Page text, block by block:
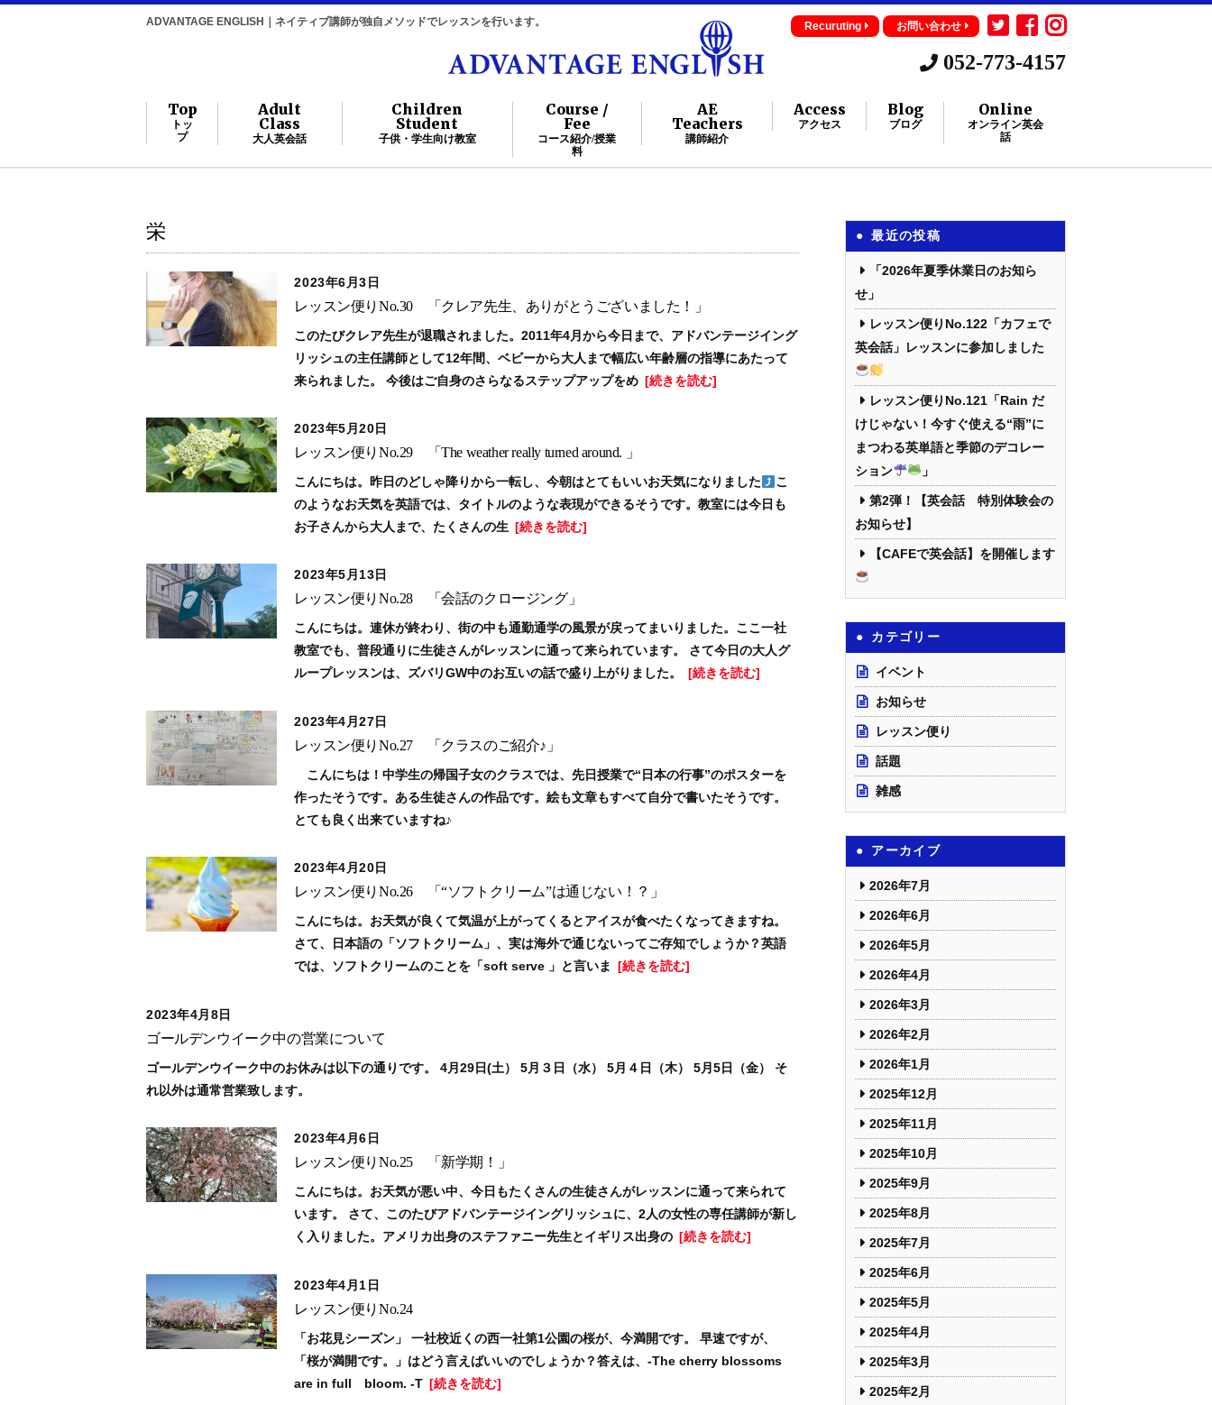
ADVANTAGE ENGLISH｜ネイティブ講師が独自メソッドでレッスンを行います。 Recuruting お問い合わせ
052-773-4157
Top
トッ
プ
Adult
Class
大人英会話
Children
Student
子供・学生向け教室
Course /
Fee
コース紹介/授業
料
AE
Teachers
講師紹介
Access
アクセス
Blog
ブログ
Online
オンライン英会
話
栄
2023年6月3日
レッスン便りNo.30 「クレア先生、ありがとうございました！」
このたびクレア先生が退職されました。2011年4月から今日まで、アドバンテージイング
リッシュの主任講師として12年間、ベビーから大人まで幅広い年齢層の指導にあたって
来られました。 今後はご自身のさらなるステップアップをめ [続きを読む]
2023年5月20日
レッスン便りNo.29 「The weather really turned around. 」
こんにちは。昨日のどしゃ降りから一転し、今朝はとてもいいお天気になりました
こ
のようなお天気を英語では、タイトルのような表現ができるそうです。教室には今日も
お子さんから大人まで、たくさんの生 [続きを読む]
2023年5月13日
レッスン便りNo.28 「会話のクロージング」
こんにちは。連休が終わり、街の中も通勤通学の風景が戻ってまいりました。ここ一社
教室でも、普段通りに生徒さんがレッスンに通って来られています。 さて今日の大人グ
ループレッスンは、ズバリGW中のお互いの話で盛り上がりました。
[続きを読む]
2023年4月27日
レッスン便りNo.27 「クラスのご紹介♪」
こんにちは！中学生の帰国子女のクラスでは、先日授業で“日本の行事”のポスターを
作ったそうです。ある生徒さんの作品です。絵も文章もすべて自分で書いたそうです。
とても良く出来ていますね♪
2023年4月20日
レッスン便りNo.26 「“ソフトクリーム”は通じない！？」
こんにちは。お天気が良くて気温が上がってくるとアイスが食べたくなってきますね。
さて、日本語の「ソフトクリーム」、実は海外で通じないってご存知でしょうか？英語
では、ソフトクリームのことを「soft serve 」と言いま [続きを読む]
2023年4月8日
ゴールデンウイーク中の営業について
ゴールデンウイーク中のお休みは以下の通りです。 4月29日(土） 5月３日（水） 5月４日（木） 5月5日（金） そ
れ以外は通常営業致します。
2023年4月6日
レッスン便りNo.25 「新学期！」
こんにちは。お天気が悪い中、今日もたくさんの生徒さんがレッスンに通って来られて
います。 さて、このたびアドバンテージイングリッシュに、2人の女性の専任講師が新し
く入りました。アメリカ出身のステファニー先生とイギリス出身の [続きを読む]
2023年4月1日
レッスン便りNo.24
「お花見シーズン」 一社校近くの西一社第1公園の桜が、今満開です。 早速ですが、
「桜が満開です。」はどう言えばいいのでしょうか？答えは、-The cherry blossoms
are in full bloom. -T [続きを読む]
最近の投稿
「2026年夏季休業日のお知ら
せ」
レッスン便りNo.122「カフェで
英会話」レッスンに参加しました
レッスン便りNo.121「Rain だ
けじゃない！今すぐ使える“雨”に
まつわる英単語と季節のデコレー
ション
」
第2弾！【英会話 特別体験会の
お知らせ】
【CAFEで英会話】を開催します
カテゴリー
イベント
お知らせ
レッスン便り
話題
雑感
アーカイブ
2026年7月
2026年6月
2026年5月
2026年4月
2026年3月
2026年2月
2026年1月
2025年12月
2025年11月
2025年10月
2025年9月
2025年8月
2025年7月
2025年6月
2025年5月
2025年4月
2025年3月
2025年2月